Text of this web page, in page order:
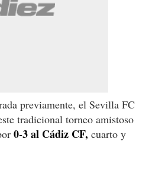
previamente, el Sevilla FC
tradicional torneo amistoso
0-3 al Cádiz CF, cuarto y